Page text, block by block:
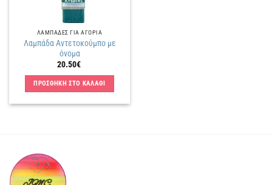
ΛΑΜΠΑΔΕΣ ΓΙΑ ΑΓΟΡΙΑ
Λαμπάδα Αντετοκούμπο με
όνομα
20.50€
ΠΡΟΣΘΗΚΗ ΣΤΟ ΚΑΛΑΘΙ